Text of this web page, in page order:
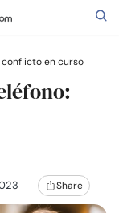
conflicto en curso
Share